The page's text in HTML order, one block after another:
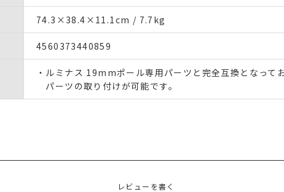
74.3×38.4×11.1cm / 7.7kg
4560373440859
・ルミナス 19mmポール専用パーツと完全互換となって
パーツの取り付けが可能です。
レビューを書く